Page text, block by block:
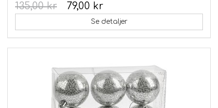
79,00 kr
135,00 kr
Se detaljer